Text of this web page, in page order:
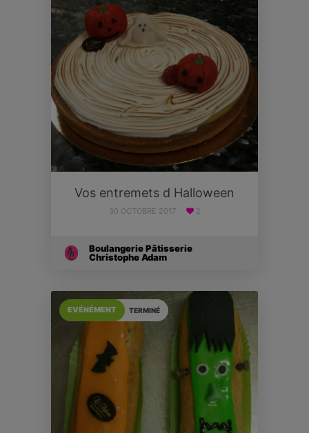
Vos entremets d Halloween
30 OCTOBRE 2017 2
Boulangerie Pâtisserie
Christophe Adam
TERMINÉ
EVÉNÉMENT